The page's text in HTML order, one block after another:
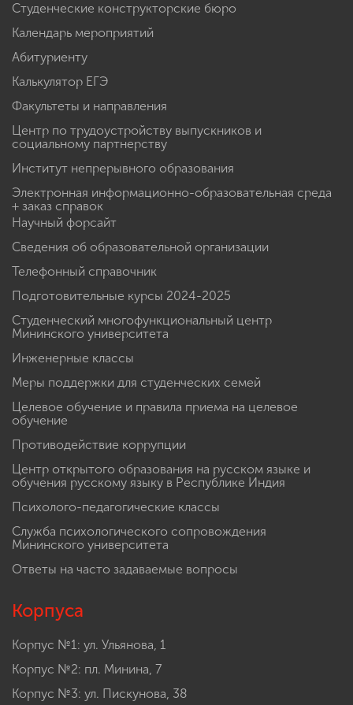
Студенческие конструкторские бюро
Календарь мероприятий
Абитуриенту
Калькулятор ЕГЭ
Факультеты и направления
Центр по трудоустройству выпускников и
социальному партнерству
Институт непрерывного образования
Электронная информационно-образовательная среда
+ заказ справок
Научный форсайт
Сведения об образовательной организации
Телефонный справочник
Подготовительные курсы 2024-2025
Студенческий многофункциональный центр
Мининского университета
Инженерные классы
Меры поддержки для студенческих семей
Целевое обучение и правила приема на целевое
обучение
Противодействие коррупции
Центр открытого образования на русском языке и
обучения русскому языку в Республике Индия
Психолого-педагогические классы
Служба психологического сопровождения
Мининского университета
Ответы на часто задаваемые вопросы
Корпуса
Корпус №1: ул. Ульянова, 1
Корпус №2: пл. Минина, 7
Корпус №3: ул. Пискунова, 38